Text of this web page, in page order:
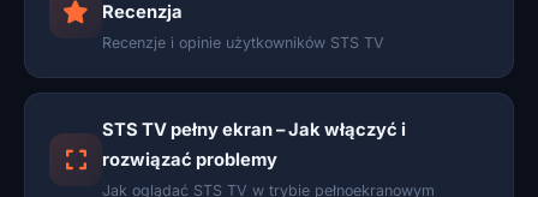
Recenzja
Recenzje i opinie użytkowników STS TV
STS TV pełny ekran – Jak włączyć i
rozwiązać problemy
Jak oglądać STS TV w trybie pełnoekranowym